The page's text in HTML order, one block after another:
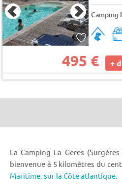
495 € +
La Camping La Geres
bienvenue à 5 kilomètres du
Maritime, sur la Côte atlantique.